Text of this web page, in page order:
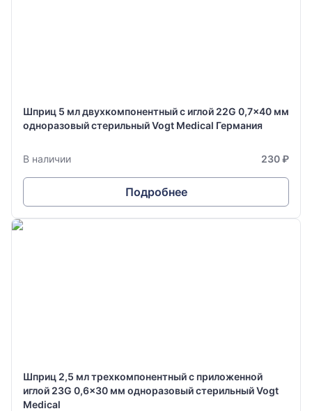
Шприц 5 мл двухкомпонентный с иглой 22G 0,7x40 мм
одноразовый стерильный Vogt Medical Германия
В наличии 230 ₽
Подробнее
Шприц 2,5 мл трехкомпонентный с приложенной
иглой 23G 0,6x30 мм одноразовый стерильный Vogt
Medical